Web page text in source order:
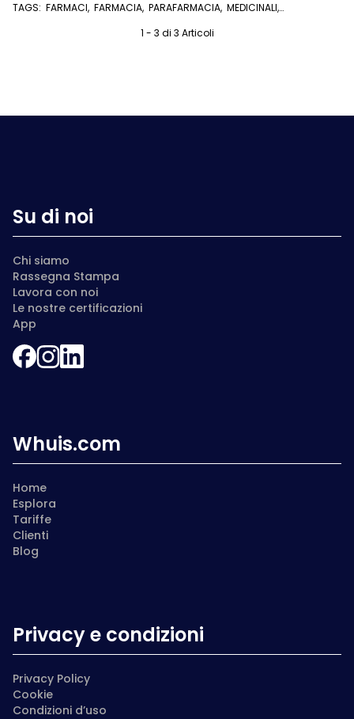
TAGS: FARMACI, FARMACIA, PARAFARMACIA, MEDICINALI,
1 - 3 di 3 Articoli
Su di noi
Chi siamo
Rassegna Stampa
Lavora con noi
Le nostre certificazioni
App
Whuis.com
Home
Esplora
Tariffe
Clienti
Blog
Privacy e condizioni
Privacy Policy
Cookie
Condizioni d’uso